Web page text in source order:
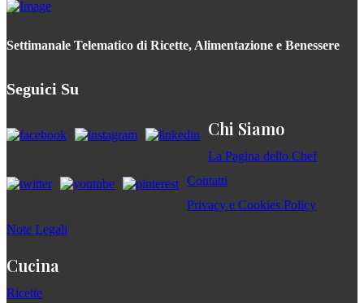
Settimanale Telematico di Ricette, Alimentazione e Benessere
Seguici Su
Chi Siamo
La Pagina dello Chef
Contatti
Privacy e Cookies Policy
Note Legali
Cucina
Ricette